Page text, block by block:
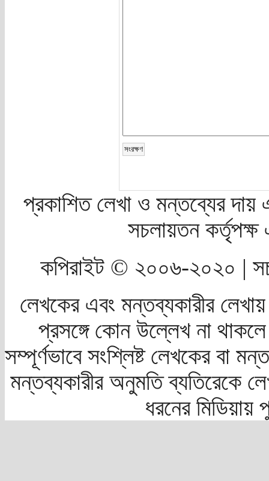
প্রকাশিত লেখা ও মন্তব্যের দায়
সচলায়তন
কপিরাইট © ২০০৬-২০২০ |
লেখকের এবং মন্তব্যকারীর
প্রসঙ্গে কোন উল্লেখ না
সম্পূর্ণভাবে সংশ্লিষ্ট লেখকের বা
মন্তব্যকারীর অনুমতি ব্যতিরেকে
ধরনের মিডিয়ায়